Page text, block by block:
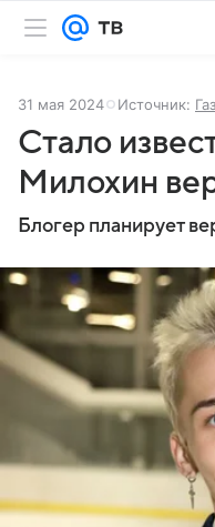
31 мая 2024 Источник:
Стало
Милохин
Блогер планирует